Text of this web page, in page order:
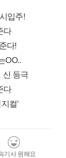
입주!
다
다!
OO..
신 등극
다
컬’
기사 원해요